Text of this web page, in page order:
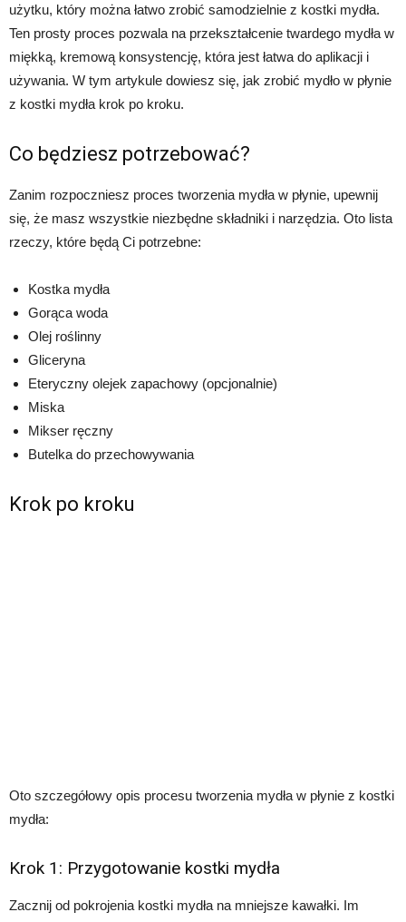
użytku, który można łatwo zrobić samodzielnie z kostki mydła.
Ten prosty proces pozwala na przekształcenie twardego mydła w
miękką, kremową konsystencję, która jest łatwa do aplikacji i
używania. W tym artykule dowiesz się, jak zrobić mydło w płynie
z kostki mydła krok po kroku.
Co będziesz potrzebować?
Zanim rozpoczniesz proces tworzenia mydła w płynie, upewnij
się, że masz wszystkie niezbędne składniki i narzędzia. Oto lista
rzeczy, które będą Ci potrzebne:
Kostka mydła
Gorąca woda
Olej roślinny
Gliceryna
Eteryczny olejek zapachowy (opcjonalnie)
Miska
Mikser ręczny
Butelka do przechowywania
Krok po kroku
Oto szczegółowy opis procesu tworzenia mydła w płynie z kostki
mydła:
Krok 1: Przygotowanie kostki mydła
Zacznij od pokrojenia kostki mydła na mniejsze kawałki. Im